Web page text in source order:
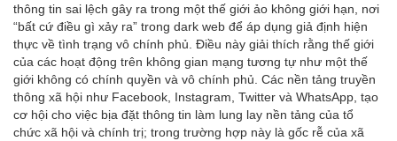
thông tin sai lệch gây ra trong một thế giới ảo không giới hạn, nơi
“bất cứ điều gì xảy ra” trong dark web để áp dụng giả định hiện
thực về tình trạng vô chính phủ. Điều này giải thích rằng thế giới
của các hoạt động trên không gian mạng tương tự như một thế
giới không có chính quyền và vô chính phủ. Các nền tảng truyền
thông xã hội như Facebook, Instagram, Twitter và WhatsApp, tạo
cơ hội cho việc bịa đặt thông tin làm lung lay nền tảng của tổ
chức xã hội và chính trị; trong trường hợp này là gốc rễ của xã